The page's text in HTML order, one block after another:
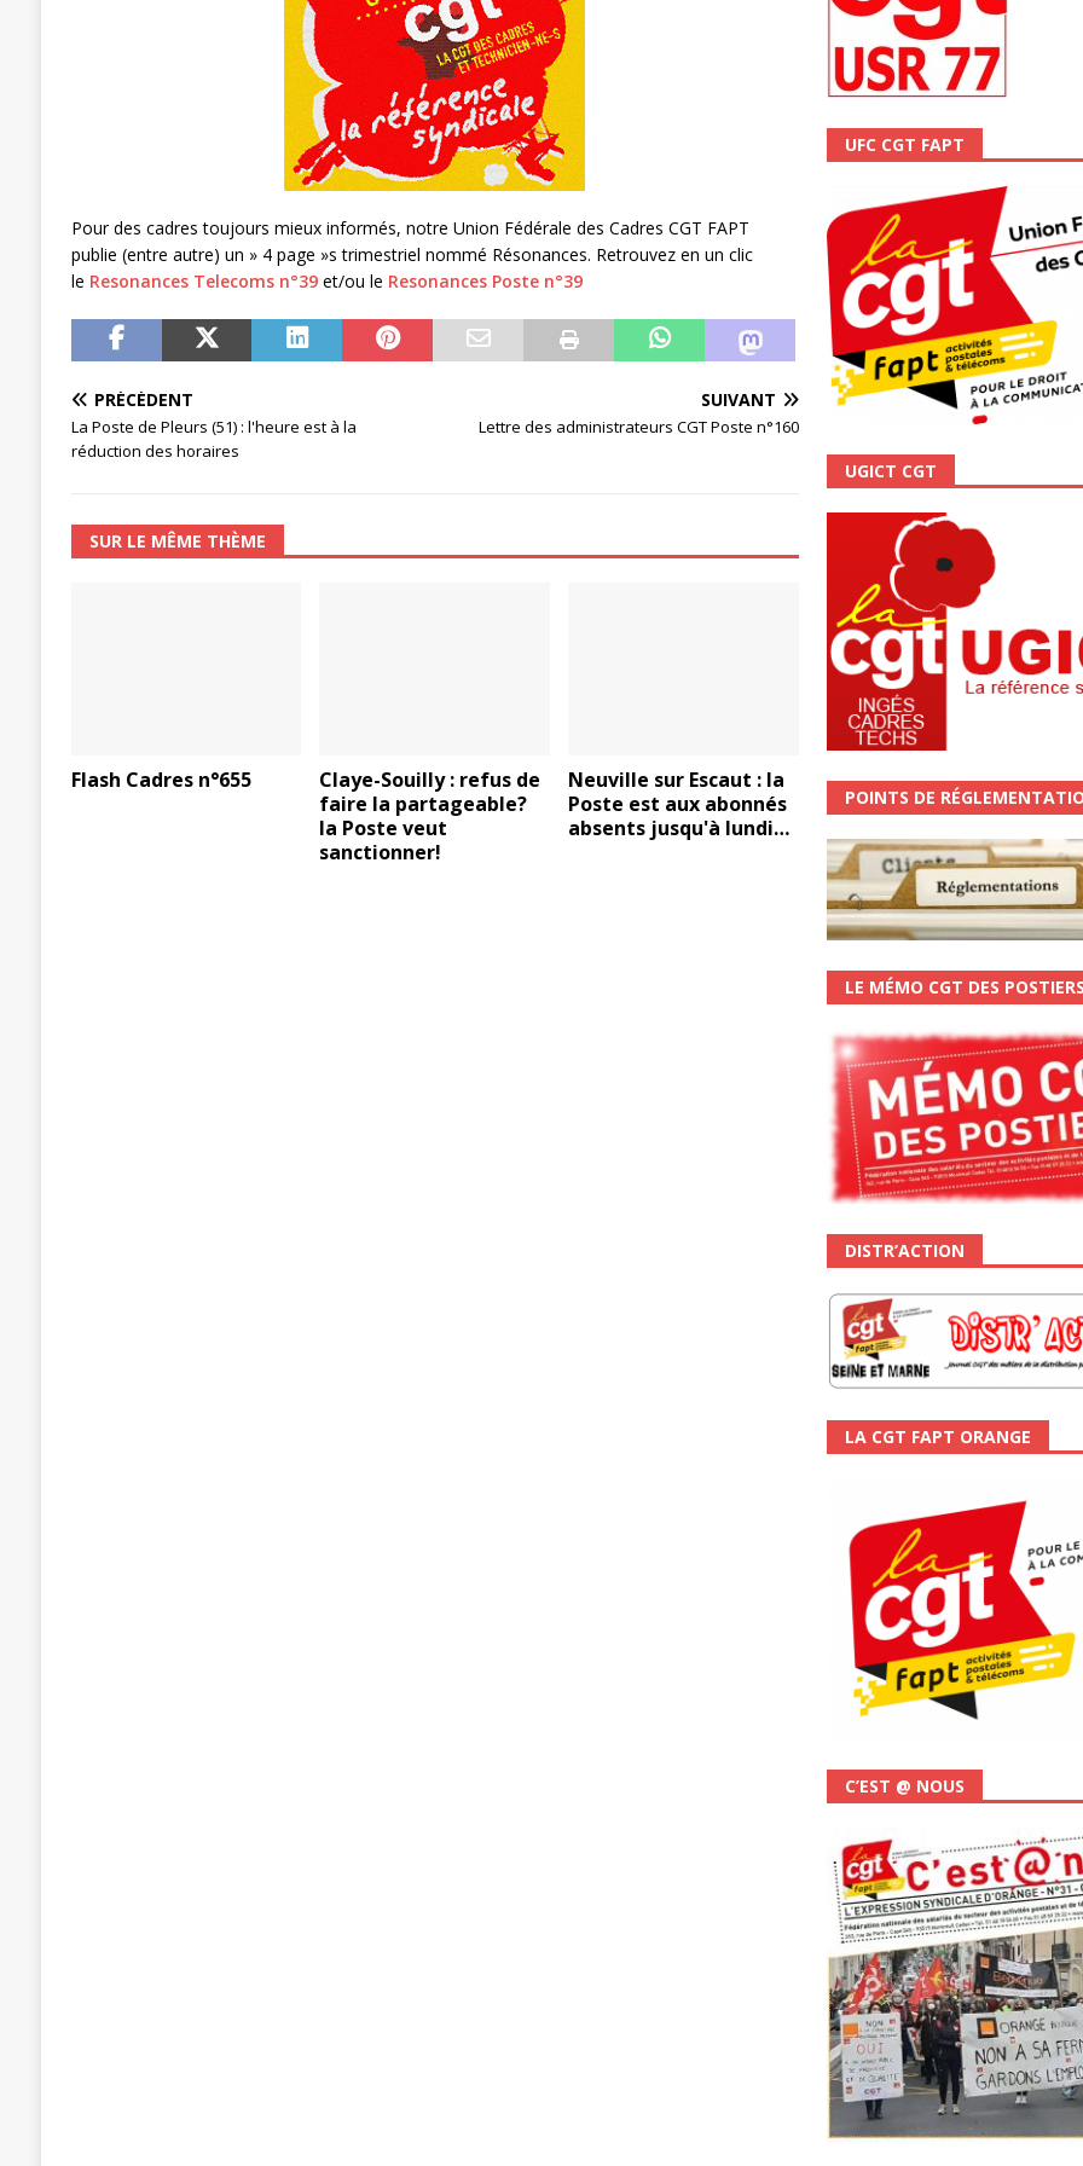
[ 27 avril 2024 ] 1er MAI 2024 ACTUALITÉ
Pour des cadres toujours mieux informés, notre Union Fédérale des Cadres CGT FAPT
publie (entre autre) un » 4 page »s trimestriel nommé Résonances. Retrouvez en un clic
le Resonances Telecoms n°39et/ou le Resonances Poste n°39
PRÉCÉDENT
La Poste de Pleurs (51) : l'heure est à la
réduction des horaires
SUIVANT
Lettre des administrateurs CGT Poste n°160
SUR LE MÊME THÈME
Flash Cadres n°655
Claye-Souilly : refus de
faire la partageable?
la Poste veut
sanctionner!
Neuville sur Escaut : la
Poste est aux abonnés
absents jusqu'à lundi…
UFC CGT FAPT
UGICT CGT
POINTS DE
LE MÉMO CGT DES
DISTR’ACTION
LA CGT FAPT ORANGE
C’EST @ NOUS